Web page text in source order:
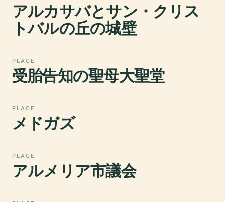
アルカサバとサン・クリス
トバルの丘の城壁
PLACE
受胎告知の聖母大聖堂
PLACE
メドガズ
PLACE
アルメリア市議会